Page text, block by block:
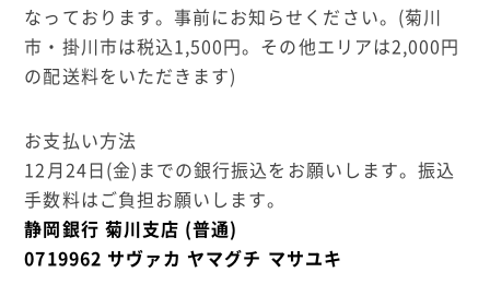
なっております。事前にお知らせください。(菊川
市・掛川市は税込1,500円。その他エリアは2,000円
の配送料をいただきます)
お支払い方法
12月24日(金)までの銀行振込をお願いします。振込
手数料はご負担お願いします。
静岡銀行 菊川支店 (普通)
0719962 サヴァカ ヤマグチ マサユキ